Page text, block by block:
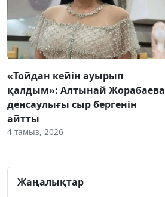
«Тойдан кейін ауырып
қалдым»: Алтынай Жорабаева
денсаулығы сыр бергенін
айтты
4 тамыз, 2026
Жаңалықтар